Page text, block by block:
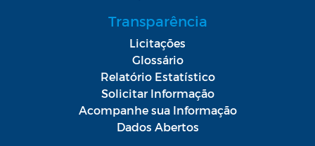
Transparência
Licitações
Glossário
Relatório Estatístico
Solicitar Informação
Acompanhe sua Informação
Dados Abertos